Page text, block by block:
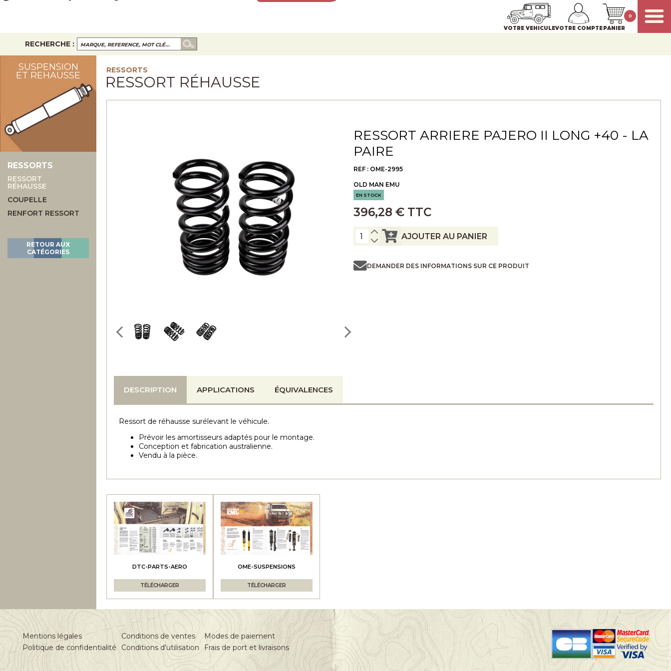
VOTRE VEHICULEVOTRE COMPTEPANIER
0
RECHERCHE :
SUSPENSION
ET REHAUSSE
RESSORTS
RESSORT
RÉHAUSSE
COUPELLE
RENFORT RESSORT
RETOUR AUX
CATÉGORIES
RESSORTS
RESSORT RÉHAUSSE
RESSORT ARRIERE PAJERO II LONG +40 - LA
PAIRE
REF : OME-2995
OLD MAN EMU
EN STOCK
396,28 € TTC
AJOUTER AU PANIER
DEMANDER DES INFORMATIONS SUR CE PRODUIT
DESCRIPTION APPLICATIONS ÉQUIVALENCES
Ressort de réhausse surélevant le véhicule.
Prévoir les amortisseurs adaptés pour le montage.
Conception et fabrication australienne.
Vendu à la pièce.
DTC-PARTS-AERO
TÉLÉCHARGER
OME-SUSPENSIONS
TÉLÉCHARGER
Mentions légales
Politique de confidentialité
Conditions de ventes
Conditions d'utilisation
Modes de paiement
Frais de port et livraisons